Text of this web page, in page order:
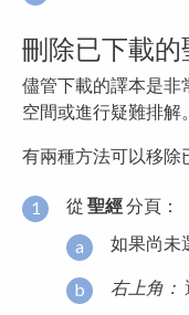
刪除已下載的
儘管下載的譯本是非
空間或進行疑難排解。
有兩種方法可以移除
從 聖經分頁：
如果尚未
右上角：